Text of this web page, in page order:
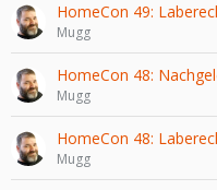
HomeCon 49:
Mugg
HomeCon 48:
Mugg
HomeCon 48:
Mugg